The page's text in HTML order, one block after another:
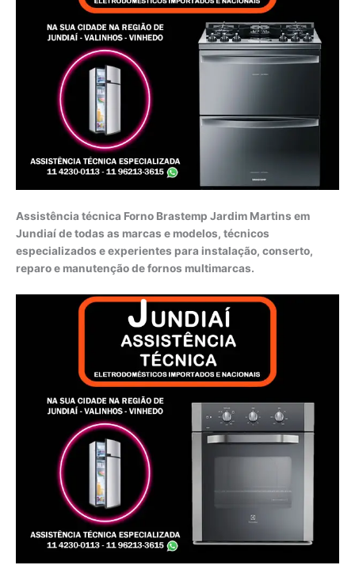
Assistência técnica Forno Brastemp Jardim Martins em
Jundiaí de todas as marcas e modelos, técnicos
especializados e experientes para instalação, conserto,
reparo e manutenção de fornos multimarcas.